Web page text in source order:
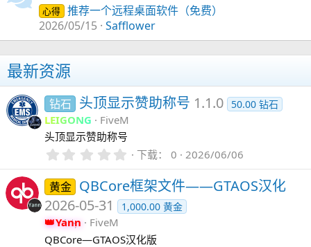
心得 推荐一个远程桌面软件（免费）
2026/05/15 Safflower
最新资源
钻石 头顶显示赞助称号 1.1.0 50.00 钻石
LEIGONG
FiveM
头顶显示赞助称号
0
.
0
0
星
下载 0 2026/06/06
黄金 QBCore框架文件——GTAOS汉化
2026-05-31
1,000.00 黄金
Yann
FiveM
QBCore—GTAOS汉化版